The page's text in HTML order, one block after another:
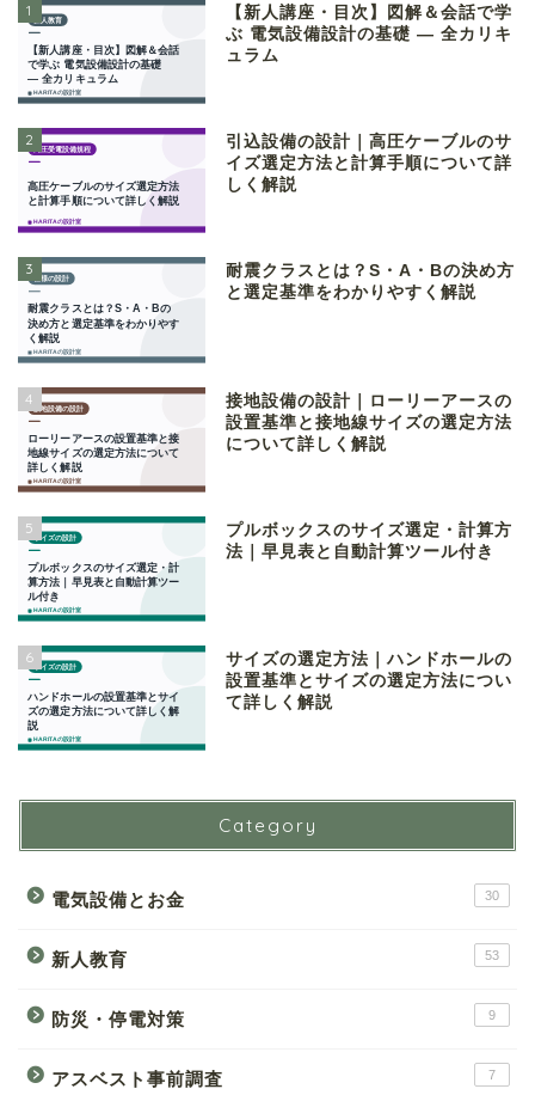
1
【新人講座・目次】図解＆会話で学
ぶ 電気設備設計の基礎 ― 全カリキ
ュラム
2
引込設備の設計｜高圧ケーブルのサ
イズ選定方法と計算手順について詳
しく解説
3
耐震クラスとは？S・A・Bの決め方
と選定基準をわかりやすく解説
4
接地設備の設計｜ローリーアースの
設置基準と接地線サイズの選定方法
について詳しく解説
5
プルボックスのサイズ選定・計算方
法｜早見表と自動計算ツール付き
6
サイズの選定方法｜ハンドホールの
設置基準とサイズの選定方法につい
て詳しく解説
Category
電気設備とお金 30
新人教育 53
防災・停電対策 9
アスベスト事前調査 7